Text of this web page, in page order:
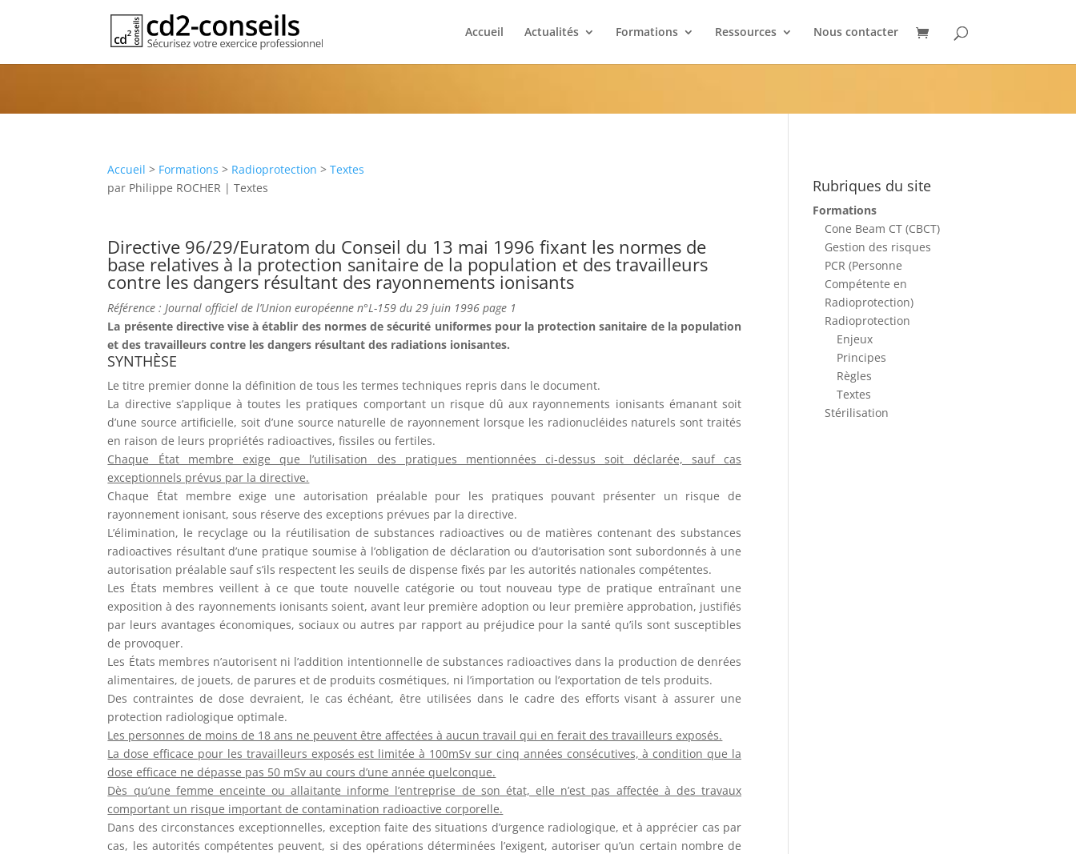
Accueil Actualités Formations Ressources Nous contacter
Directive 96/29/Euratom
Accueil > Formations > Radioprotection >Textes
par Philippe ROCHER |Textes
Directive 96/29/Euratom du Conseil du 13 mai 1996 fixant les normes de
base relatives à la protection sanitaire de la population et des travailleurs
contre les dangers résultant des rayonnements ionisants
Référence : Journal officiel de l’Union européenne n°L-159 du 29 juin 1996 page 1
La présente directive vise à établir des normes de sécurité uniformes pour la protection sanitaire de la population
et des travailleurs contre les dangers résultant des radiations ionisantes.
SYNTHÈSE
Le titre premier donne la définition de tous les termes techniques repris dans le document.
La directive s’applique à toutes les pratiques comportant un risque dû aux rayonnements ionisants émanant soit
d’une source artificielle, soit d’une source naturelle de rayonnement lorsque les radionucléides naturels sont traités
en raison de leurs propriétés radioactives, fissiles ou fertiles.
Chaque État membre exige que l’utilisation des pratiques mentionnées ci-dessus soit déclarée, sauf cas
exceptionnels prévus par la directive.
Chaque État membre exige une autorisation préalable pour les pratiques pouvant présenter un risque de
rayonnement ionisant, sous réserve des exceptions prévues par la directive.
L’élimination, le recyclage ou la réutilisation de substances radioactives ou de matières contenant des substances
radioactives résultant d’une pratique soumise à l’obligation de déclaration ou d’autorisation sont subordonnés à une
autorisation préalable sauf s’ils respectent les seuils de dispense fixés par les autorités nationales compétentes.
Les États membres veillent à ce que toute nouvelle catégorie ou tout nouveau type de pratique entraînant une
exposition à des rayonnements ionisants soient, avant leur première adoption ou leur première approbation, justifiés
par leurs avantages économiques, sociaux ou autres par rapport au préjudice pour la santé qu’ils sont susceptibles
de provoquer.
Les États membres n’autorisent ni l’addition intentionnelle de substances radioactives dans la production de denrées
alimentaires, de jouets, de parures et de produits cosmétiques, ni l’importation ou l’exportation de tels produits.
Des contraintes de dose devraient, le cas échéant, être utilisées dans le cadre des efforts visant à assurer une
protection radiologique optimale.
Les personnes de moins de 18 ans ne peuvent être affectées à aucun travail qui en ferait des travailleurs exposés.
La dose efficace pour les travailleurs exposés est limitée à 100mSv sur cinq années consécutives, à condition que la
dose efficace ne dépasse pas 50 mSv au cours d’une année quelconque.
Dès qu’une femme enceinte ou allaitante informe l’entreprise de son état, elle n’est pas affectée à des travaux
comportant un risque important de contamination radioactive corporelle.
Dans des circonstances exceptionnelles, exception faite des situations d’urgence radiologique, et à apprécier cas par
cas, les autorités compétentes peuvent, si des opérations déterminées l’exigent, autoriser qu’un certain nombre de
Rubriques du site
Formations
Cone Beam CT (CBCT)
Gestion des risques
PCR (Personne
Compétente en
Radioprotection)
Radioprotection
Enjeux
Principes
Règles
Textes
Stérilisation